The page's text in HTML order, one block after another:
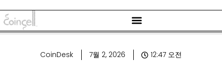
CoinDesk 7월 2, 2026 12:47 오전